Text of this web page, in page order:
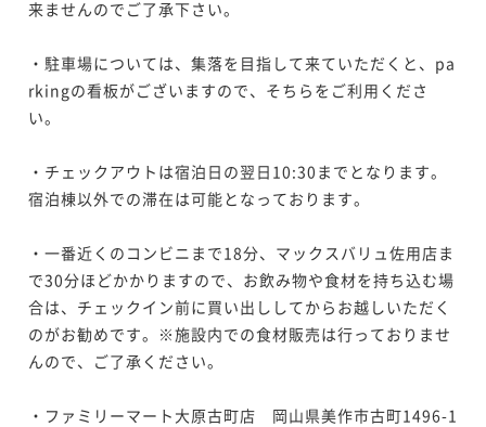
来ませんのでご了承下さい。
・駐車場については、集落を目指して来ていただくと、pa
rkingの看板がございますので、そちらをご利用くださ
い。
・チェックアウトは宿泊日の翌日10:30までとなります。
宿泊棟以外での滞在は可能となっております。
・一番近くのコンビニまで18分、マックスバリュ佐用店ま
で30分ほどかかりますので、お飲み物や食材を持ち込む場
合は、チェックイン前に買い出ししてからお越しいただく
のがお勧めです。※施設内での食材販売は行っておりませ
んので、ご了承ください。
・ファミリーマート大原古町店　岡山県美作市古町1496-1